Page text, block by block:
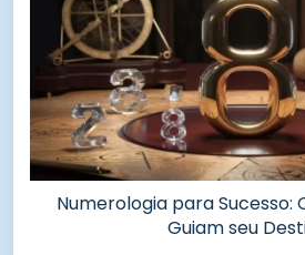
Numerologia para Sucesso:
Guiam seu